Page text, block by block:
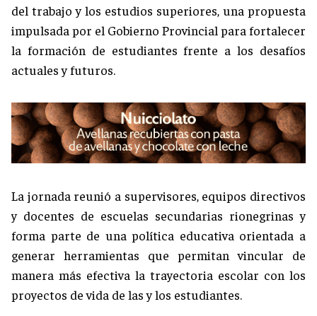
del trabajo y los estudios superiores, una propuesta
impulsada por el Gobierno Provincial para fortalecer
la formación de estudiantes frente a los desafíos
actuales y futuros.
La jornada reunió a supervisores, equipos directivos
y docentes de escuelas secundarias rionegrinas y
forma parte de una política educativa orientada a
generar herramientas que permitan vincular de
manera más efectiva la trayectoria escolar con los
proyectos de vida de las y los estudiantes.